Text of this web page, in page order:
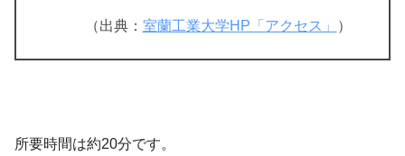
（出典： 室蘭工業大学HP「アクセス」 ）
所要時間は約20分です。